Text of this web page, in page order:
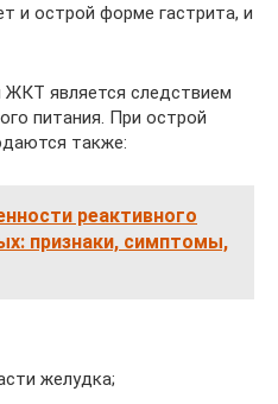
и острой форме гастрита, и
является следствием
питания. При острой
также:
реактивного
признаки, симптомы,
желудка;